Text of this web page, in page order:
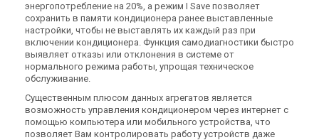
энергопотребление на 20%, а режим I Save позволяет
сохранить в памяти кондиционера ранее выставленные
настройки, чтобы не выставлять их каждый раз при
включении кондиционера. Функция самодиагностики быстро
выявляет отказы или отклонения в системе от
нормального режима работы, упрощая техническое
обслуживание.
Существенным плюсом данных агрегатов является
возможность управления кондиционером через интернет с
помощью компьютера или мобильного устройства, что
позволяет Вам контролировать работу устройств даже